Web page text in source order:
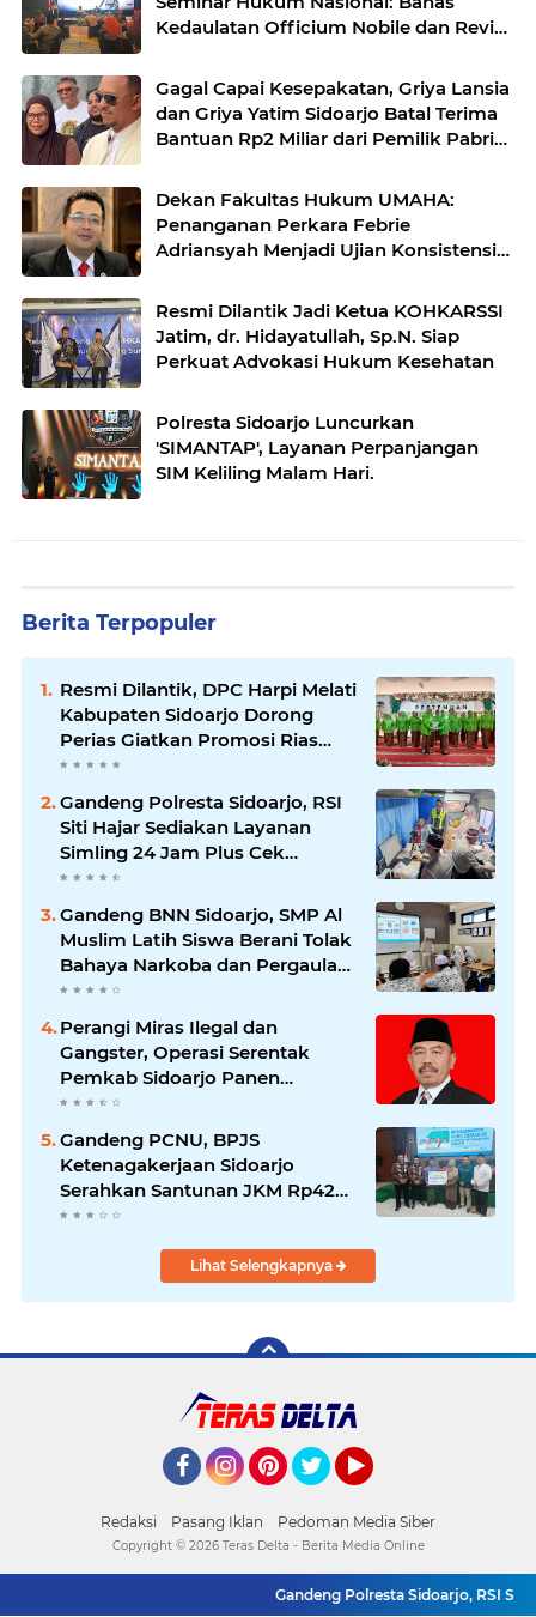
Kedaulatan Officium Nobile dan Revisi
Gagal Capai Kesepakatan, Griya Lansia
dan Griya Yatim Sidoarjo Batal Terima
Bantuan Rp2 Miliar dari Pemilik Pabrik
Dekan Fakultas Hukum UMAHA:
Penanganan Perkara Febrie
Adriansyah Menjadi Ujian Konsistensi
Resmi Dilantik Jadi Ketua KOHKARSSI
Jatim, dr. Hidayatullah, Sp.N. Siap
Perkuat Advokasi Hukum Kesehatan
Polresta Sidoarjo Luncurkan
'SIMANTAP', Layanan Perpanjangan
SIM Keliling Malam Hari.
Berita Terpopuler
Resmi Dilantik, DPC Harpi Melati
Kabupaten Sidoarjo Dorong
Perias Giatkan Promosi Rias
Penganten Putri Jenggolo.
Gandeng Polresta Sidoarjo, RSI
Siti Hajar Sediakan Layanan
Simling 24 Jam Plus Cek
Kesehatan Gratis.
Gandeng BNN Sidoarjo, SMP Al
Muslim Latih Siswa Berani Tolak
Bahaya Narkoba dan Pergaulan
Bebas.
Perangi Miras Ilegal dan
Gangster, Operasi Serentak
Pemkab Sidoarjo Panen
Apresiasi
Gandeng PCNU, BPJS
Ketenagakerjaan Sidoarjo
Serahkan Santunan JKM Rp42
Juta Kepada Ahli Waris
Lihat Selengkapnya
Redaksi Pasang Iklan Pedoman Media Siber
Gandeng Polresta Sidoarjo, RSI Siti
Copyright © 2026 Teras Delta - Berita Media Online